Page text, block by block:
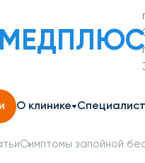
МЕДПЛЮС
О клинике
Симптомы запойной